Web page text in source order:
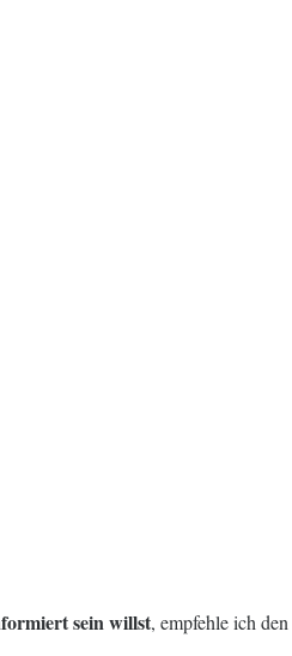
sein willst, empfehle ich den